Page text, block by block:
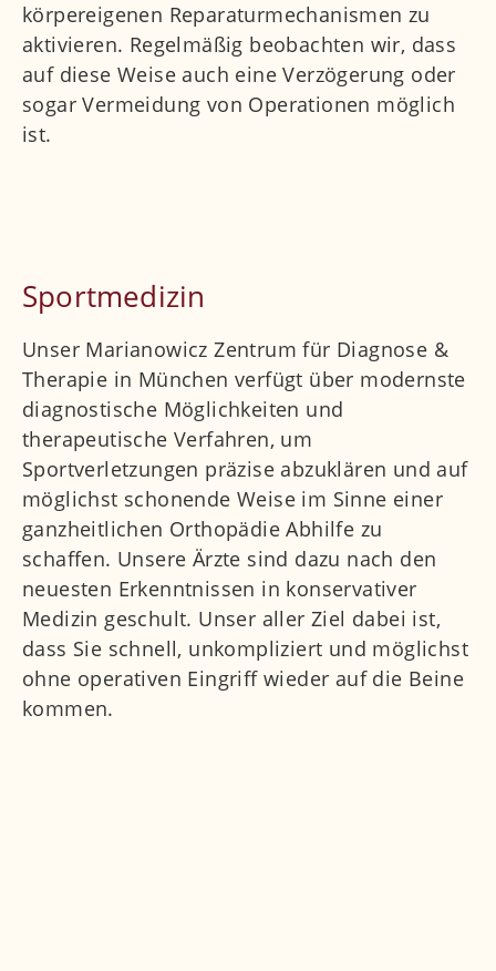
körpereigenen Reparaturmechanismen zu
aktivieren. Regelmäßig beobachten wir, dass
auf diese Weise auch eine Verzögerung oder
sogar Vermeidung von Operationen möglich
ist.
Sportmedizin
Unser Marianowicz Zentrum für Diagnose &
Therapie in München verfügt über modernste
diagnostische Möglichkeiten und
therapeutische Verfahren, um
Sportverletzungen präzise abzuklären und auf
möglichst schonende Weise im Sinne einer
ganzheitlichen Orthopädie Abhilfe zu
schaffen. Unsere Ärzte sind dazu nach den
neuesten Erkenntnissen in konservativer
Medizin geschult. Unser aller Ziel dabei ist,
dass Sie schnell, unkompliziert und möglichst
ohne operativen Eingriff wieder auf die Beine
kommen.